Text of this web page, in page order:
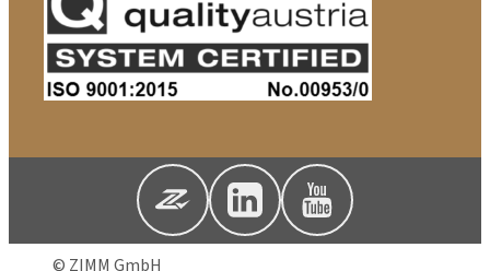
© ZIMM GmbH